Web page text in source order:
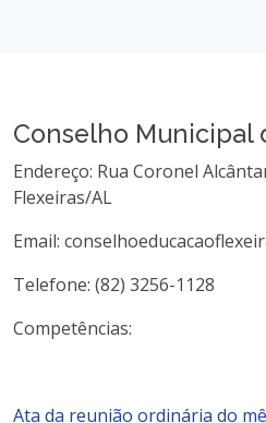
Conselho Municipal
Endereço: Rua Coronel
Flexeiras/AL
Email:
Telefone: (82) 3256-1128
Competências:
Ata da reunião ordinária do